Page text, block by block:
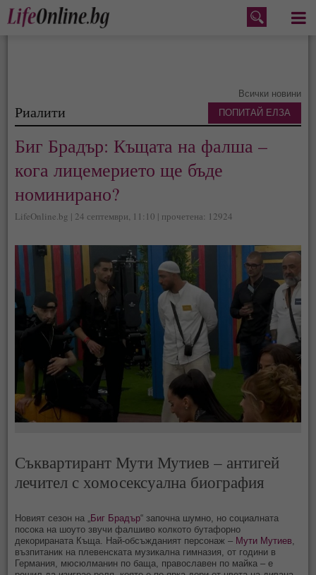
Меню
Всички новини
Риалити
Биг Брадър: Къщата на фалша –
кога лицемерието ще бъде
номинирано?
LifeOnline.bg | 24 септември, 11:10 | прочетена: 12924
Съквартирант Мути Мутиев – антигей
лечител с хомосексуална биография
Новият сезон на „ Биг Брадър“ започна шумно, но социалната
посока на шоуто звучи фалшиво колкото бутафорно
декорираната Къща. Най-обсъжданият персонаж – Мути Мутиев
възпитаник на плевенската музикална гимназия, от години в
Германия, мюсюлманин по баща, православен по майка – е
ПОПИТАЙ ЕЛЗА